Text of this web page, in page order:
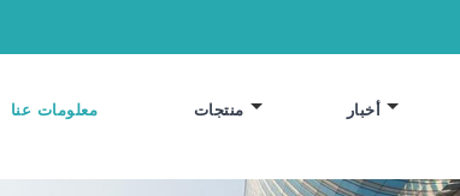
معلومات عنا منتجات أخبار